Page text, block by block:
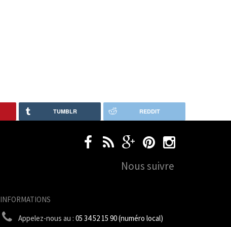
TUMBLR REDDIT
Nous suivre
INFORMATIONS
Appelez-nous au : 05 34 52 15 90 (numéro local)